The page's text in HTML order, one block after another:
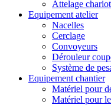
Attelage
Equipement atelier
Nacelles
Cerclage
Convoyeurs
Dérouleur
Système de
Equipement chantier
Matériel pour
Matériel pour